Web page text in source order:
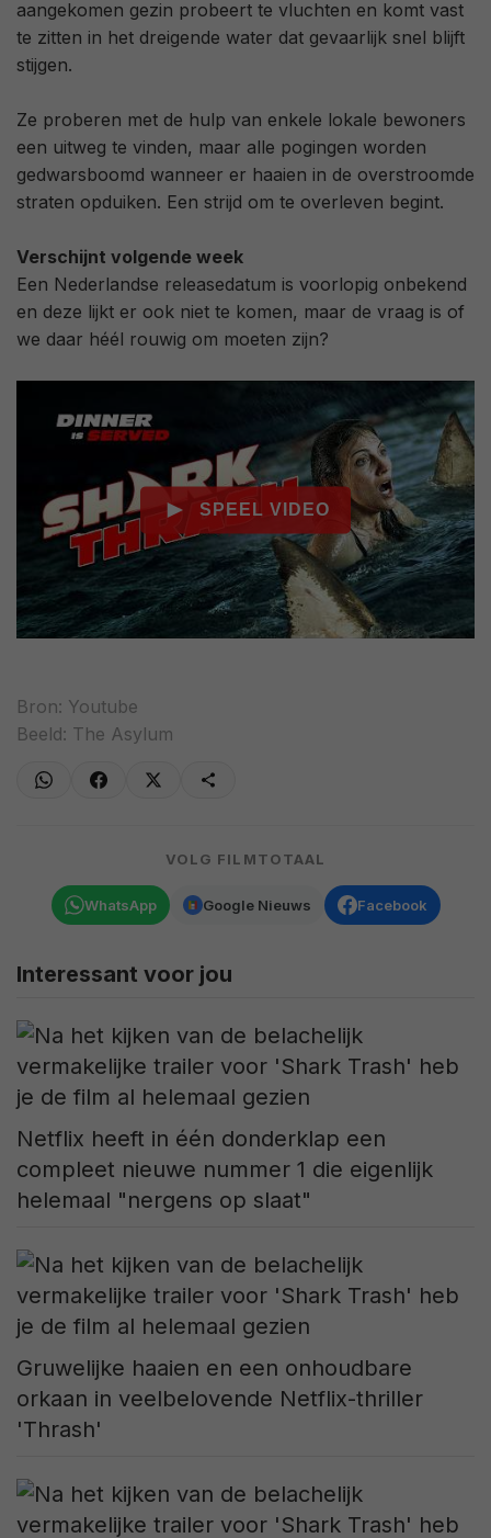
aangekomen gezin probeert te vluchten en komt vast
te zitten in het dreigende water dat gevaarlijk snel blijft
stijgen.
Ze proberen met de hulp van enkele lokale bewoners
een uitweg te vinden, maar alle pogingen worden
gedwarsboomd wanneer er haaien in de overstroomde
straten opduiken. Een strijd om te overleven begint.
Verschijnt volgende week
Een Nederlandse releasedatum is voorlopig onbekend
en deze lijkt er ook niet te komen, maar de vraag is of
we daar héél rouwig om moeten zijn?
Bron: Youtube
Beeld: The Asylum
VOLG FILMTOTAAL
WhatsApp Google Nieuws Facebook
Interessant voor jou
Netflix heeft in één donderklap een
compleet nieuwe nummer 1 die eigenlijk
helemaal "nergens op slaat"
Gruwelijke haaien en een onhoudbare
orkaan in veelbelovende Netflix-thriller
'Thrash'